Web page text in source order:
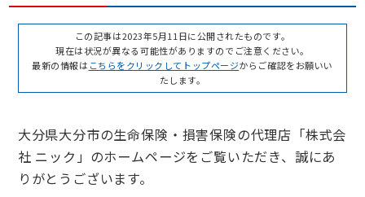
この記事は2023年5月11日に公開されたものです。
現在は状況が異なる可能性がありますのでご注意ください。
最新の情報は こちらをクリックしてトップページからご確認をお願いい
たします。
大分県大分市の生命保険・損害保険の代理店「株式会
社 ニック」のホームページをご覧いただき、誠にあ
りがとうございます。